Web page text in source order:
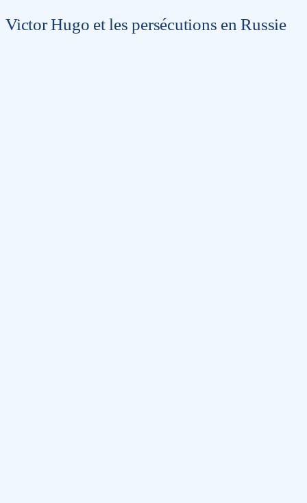
Victor Hugo et les persécutions en Russie